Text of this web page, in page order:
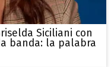
Siciliani con
banda: la palabra